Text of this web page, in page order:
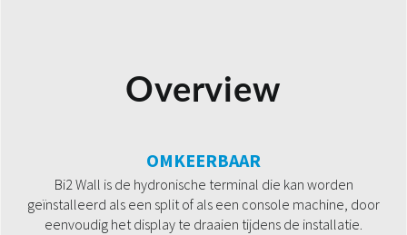
Overview
OMKEERBAAR
Bi2 Wall is de hydronische terminal die kan worden
geïnstalleerd als een split of als een console machine, door
eenvoudig het display te draaien tijdens de installatie.